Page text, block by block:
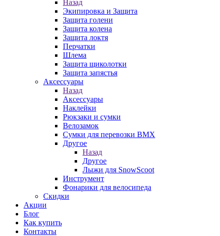
Назад
Экипировка и Защита
Защита голени
Защита колена
Защита локтя
Перчатки
Шлема
Защита щиколотки
Защита запястья
Аксессуары
Назад
Аксессуары
Наклейки
Рюкзаки и сумки
Велозамок
Сумки для перевозки BMX
Другое
Назад
Другое
Лыжи для SnowScoot
Инструмент
Фонарики для велосипеда
Скидки
Акции
Блог
Как купить
Контакты